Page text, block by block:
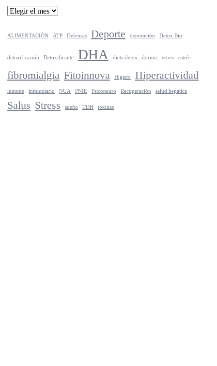
Archivos
ALIMENTACIÓN ATP Defensas Deporte depuración Detox Bio
detoxificación Detoxificante DHA dieta detox dormir estres estrés
fibromialgia Fitoinnova Higado Hiperactividad
inmune inmunitario NUA PNIE Psiconeuro Recuperación salud hepática
Salus Stress sueño TDH toxinas